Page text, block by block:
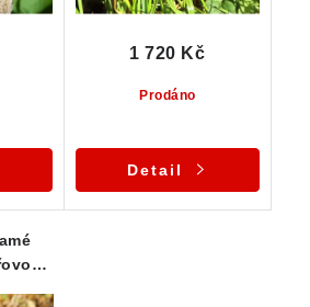
Prodáno
1 720 Kč
Detail